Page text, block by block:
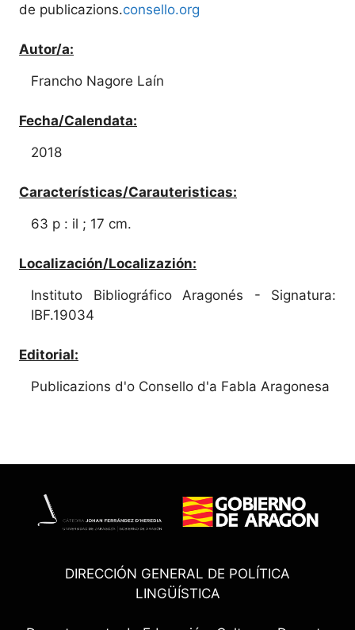
de publicazions.consello.org
Autor/a:
Francho Nagore Laín
Fecha/Calendata:
2018
Características/Carauteristicas:
63 p : il ; 17 cm.
Localización/Localizazión:
Instituto Bibliográfico Aragonés - Signatura:
IBF.19034
Editorial:
Publicazions d'o Consello d'a Fabla Aragonesa
DIRECCIÓN GENERAL DE POLÍTICA
LINGÜÍSTICA